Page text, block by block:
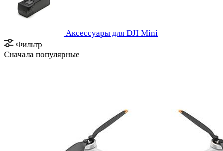
Аксессуары для DJI Mini
Фильтр
Сначала популярные